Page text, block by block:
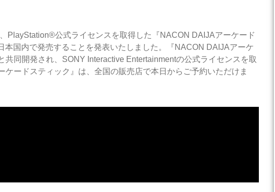
PlayStation®公式ライセンスを取得した『NACON DAIJAアーケード
本国内で発売することを発表いたしました。『NACON DAIJAアーケ
共同開発され、SONY Interactive Entertainmentの公式ライセンスを取
ケードスティック』は、全国の販売店で本日からご予約いただけま